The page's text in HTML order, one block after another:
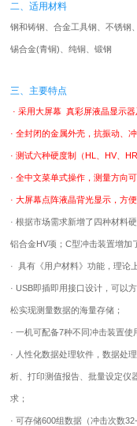
二、适用材料
钢和铸钢、合金工具钢、不锈钢
锡合金(青铜)、纯铜、锻钢
三、主要特点
· 采用大屏幕 真彩屏液晶显示
· 全封闭的金属外壳，抗振动、
· 测试六种硬度制（HL、HV、
· 全中文菜单式操作，测量方向
· 大屏幕点阵液晶背光显示，方
· 根据市场需求新增了四种材料
铝合金HV项；C型冲击装置增加
· 具有《用户材料》功能，理论
· USB即插即用接口设计，可以
松实现测量数据的海量存储；
· 一机可配备7种不同冲击装置
· 人性化数据处理软件，数据处
析、打印测值报告、批量设定仪
求；
· 可存储600组数据（冲击次数